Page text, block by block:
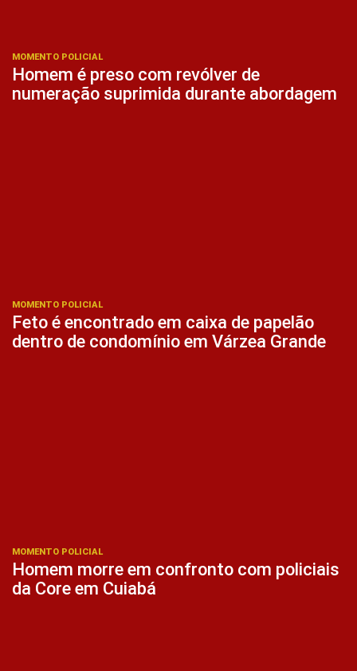
MOMENTO POLICIAL
Homem é preso com revólver de
numeração suprimida durante abordagem
MOMENTO POLICIAL
Feto é encontrado em caixa de papelão
dentro de condomínio em Várzea Grande
MOMENTO POLICIAL
Homem morre em confronto com policiais
da Core em Cuiabá